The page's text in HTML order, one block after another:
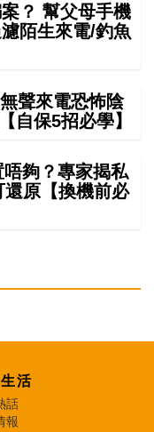
？ 幫父母手機
陌生來電/釣魚
聲來電恐怖陰
自保5招必學】
夠？專家揭私
原【換機前必
活
話
報